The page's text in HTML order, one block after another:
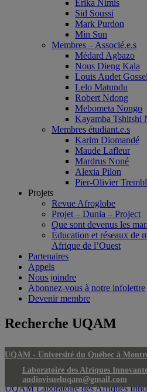
Erika Nimis
Sid Soussi
Mark Purdon
Min Sun
Membres – Associé.e.s
Médard Agbazo
Nous Dieng Kala
Louis Audet
Lelo Matundu
Robert Ndong
Mebometa Nongo
Kayamba Tshitshi
Membres étudiant.e.s
Karim Diomandé
Maude Lafleur
Mardrus Noné
Alexia Pilon
Pier-Olivier
Projets
Revue Afroglobe
Projet – Dunia – Project
Que sont devenus les
Éducation et réseaux de
Afrique de l’Ouest
Partenaires
Appels
Nous joindre
Abonnez-vous à notre infolettre
Devenir membre
Recherche UQAM
UQAM - Université du Québec à
Laboratoire des Afriques
audiovisueluqam@gmail.com
UQAM Laboratoire des Afriques